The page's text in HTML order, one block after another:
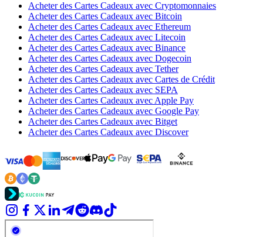
Acheter des Cartes Cadeaux avec Cryptomonnaies
Acheter des Cartes Cadeaux avec Bitcoin
Acheter des Cartes Cadeaux avec Ethereum
Acheter des Cartes Cadeaux avec Litecoin
Acheter des Cartes Cadeaux avec Binance
Acheter des Cartes Cadeaux avec Dogecoin
Acheter des Cartes Cadeaux avec Tether
Acheter des Cartes Cadeaux avec Cartes de Crédit
Acheter des Cartes Cadeaux avec SEPA
Acheter des Cartes Cadeaux avec Apple Pay
Acheter des Cartes Cadeaux avec Google Pay
Acheter des Cartes Cadeaux avec Bitget
Acheter des Cartes Cadeaux avec Discover